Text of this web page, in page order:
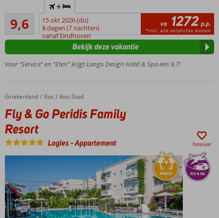
hotel;
min.
leeftijd
Nieuw
luxe
vlak
bij het
strand
en
Kos-
Stad
op zee
9,6
Uitmuntend
7
beoordelingen
+
15 okt 2026 (do)
8 dagen (7 nachten)
vanaf Eindhoven
va 1272 p.p.
*incl. alle verplichte kosten
Voor “Service” en “Eten” krijgt Lango Design Hotel & Spa een 9,7!
Bekijk deze vakantie
Home
Griekenland Kos Kos-Stad
Fly & Go Peridis Family Resort
Fly & Go Peridis Family
Resort
Logies-Appartement bewaar